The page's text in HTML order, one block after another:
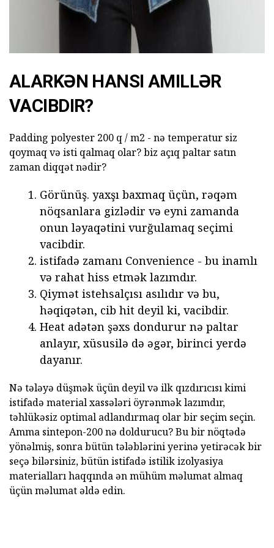
ALARKƏN HANSI AMILLƏR
VACIBDIR?
Padding polyester 200 q / m2 - nə temperatur siz
qoymaq və isti qalmaq olar? biz açıq paltar satın
zaman diqqət nədir?
Görünüş. yaxşı baxmaq üçün, rəqəm
nöqsanlara gizlədir və eyni zamanda
onun ləyaqətini vurğulamaq seçimi
vacibdir.
istifadə zamanı Convenience - bu inamlı
və rahat hiss etmək lazımdır.
Qiymət istehsalçısı asılıdır və bu,
həqiqətən, cib hit deyil ki, vacibdir.
Heat adətən şəxs dondurur nə paltar
anlayır, xüsusilə də əgər, birinci yerdə
dayanır.
Nə tələyə düşmək üçün deyil və ilk qızdırıcısı kimi
istifadə material xassələri öyrənmək lazımdır,
təhlükəsiz optimal adlandırmaq olar bir seçim seçin.
Amma sintepon-200 nə doldurucu? Bu bir nöqtədə
yönəlmiş, sonra bütün tələblərini yerinə yetirəcək bir
seçə bilərsiniz, bütün istifadə istilik izolyasiya
materialları haqqında ən mühüm məlumat almaq
üçün məlumat əldə edin.